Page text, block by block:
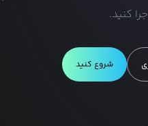
کنید.
شروع کنید